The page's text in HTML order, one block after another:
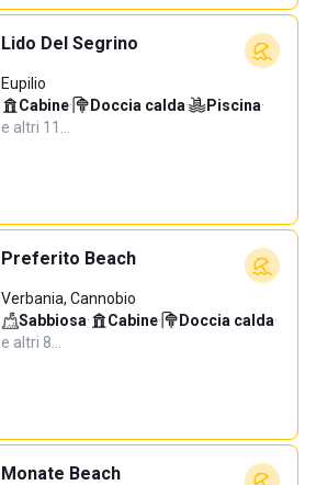
Lido Del Segrino
Eupilio
Cabine· Doccia calda· Piscina·
e altri 11…
Preferito Beach
Verbania, Cannobio
Sabbiosa· Cabine· Doccia calda·
e altri 8…
Monate Beach